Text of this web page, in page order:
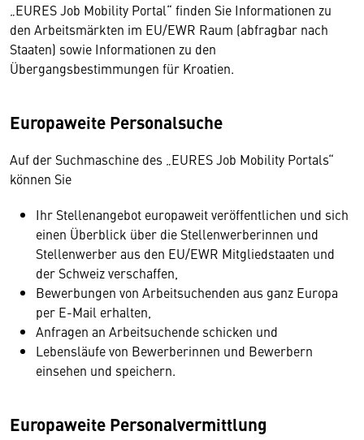
„EURES Job Mobility Portal“ finden Sie Informationen zu
den Arbeitsmärkten im EU/EWR Raum (abfragbar nach
Staaten) sowie Informationen zu den
Übergangsbestimmungen für Kroatien.
Europaweite Personalsuche
Auf der Suchmaschine des „EURES Job Mobility Portals“
können Sie
Ihr Stellenangebot europaweit veröffentlichen und sich
einen Überblick über die Stellenwerberinnen und
Stellenwerber aus den EU/EWR Mitgliedstaaten und
der Schweiz verschaffen,
Bewerbungen von Arbeitsuchenden aus ganz Europa
per E-Mail erhalten,
Anfragen an Arbeitsuchende schicken und
Lebensläufe von Bewerberinnen und Bewerbern
einsehen und speichern.
Europaweite Personalvermittlung